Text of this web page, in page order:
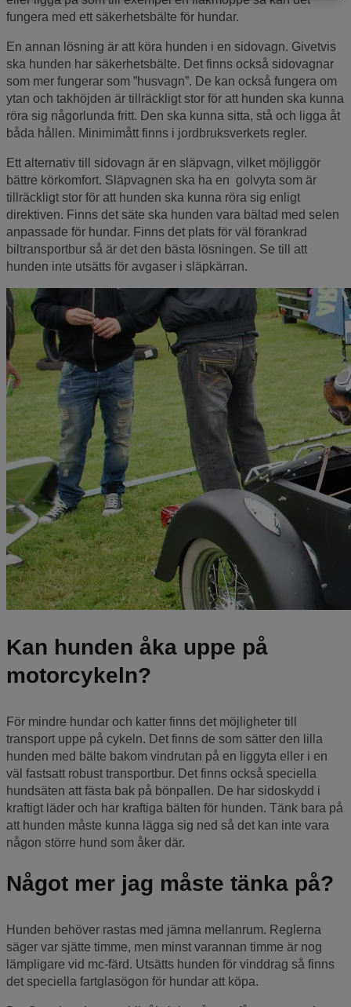
fungera med ett säkerhetsbälte för hundar.
En annan lösning är att köra hunden i en sidovagn. Givetvis
ska hunden har säkerhetsbälte. Det finns också sidovagnar
som mer fungerar som ”husvagn”. De kan också fungera om
ytan och takhöjden är tillräckligt stor för att hunden ska kunna
röra sig någorlunda fritt. Den ska kunna sitta, stå och ligga åt
båda hållen. Minimimått finns i jordbruksverkets regler.
Ett alternativ till sidovagn är en släpvagn, vilket möjliggör
bättre körkomfort. Släpvagnen ska ha en golvyta som är
tillräckligt stor för att hunden ska kunna röra sig enligt
direktiven. Finns det säte ska hunden vara bältad med selen
anpassade för hundar. Finns det plats för väl förankrad
biltransportbur så är det den bästa lösningen. Se till att
hunden inte utsätts för avgaser i släpkärran.
Kan hunden åka uppe på
motorcykeln?
För mindre hundar och katter finns det möjligheter till
transport uppe på cykeln. Det finns de som sätter den lilla
hunden med bälte bakom vindrutan på en liggyta eller i en
väl fastsatt robust transportbur. Det finns också speciella
hundsäten att fästa bak på bönpallen. De har sidoskydd i
kraftigt läder och har kraftiga bälten för hunden. Tänk bara på
att hunden måste kunna lägga sig ned så det kan inte vara
någon större hund som åker där.
Något mer jag måste tänka på?
Hunden behöver rastas med jämna mellanrum. Reglerna
säger var sjätte timme, men minst varannan timme är nog
lämpligare vid mc-färd. Utsätts hunden för vinddrag så finns
det speciella fartglasögon för hundar att köpa.